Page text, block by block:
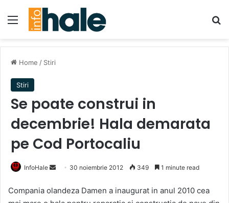
Menu
Home / Stiri
Stiri
Se poate construi in
decembrie! Hala demarata
pe Cod Portocaliu
InfoHale
Send
email
30 noiembrie 2012 349 1 minute read
Compania olandeza Damen a inaugurat in anul 2010 cea